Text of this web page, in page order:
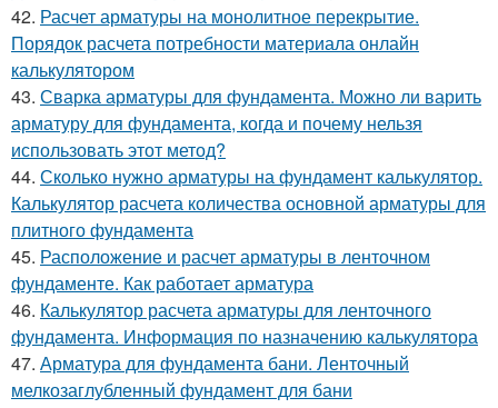
42. Расчет арматуры на монолитное перекрытие.
Порядок расчета потребности материала онлайн
калькулятором
43. Сварка арматуры для фундамента. Можно ли варить
арматуру для фундамента, когда и почему нельзя
использовать этот метод?
44. Сколько нужно арматуры на фундамент калькулятор.
Калькулятор расчета количества основной арматуры для
плитного фундамента
45. Расположение и расчет арматуры в ленточном
фундаменте. Как работает арматура
46. Калькулятор расчета арматуры для ленточного
фундамента. Информация по назначению калькулятора
47. Арматура для фундамента бани. Ленточный
мелкозаглубленный фундамент для бани